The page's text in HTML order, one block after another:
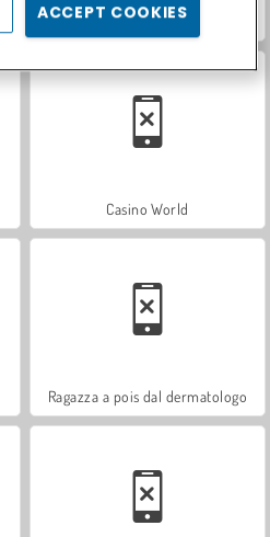
World War 2 Shooter
Casino World
Ragazza a pois dal dermatologo
ACCEPT COOKIES